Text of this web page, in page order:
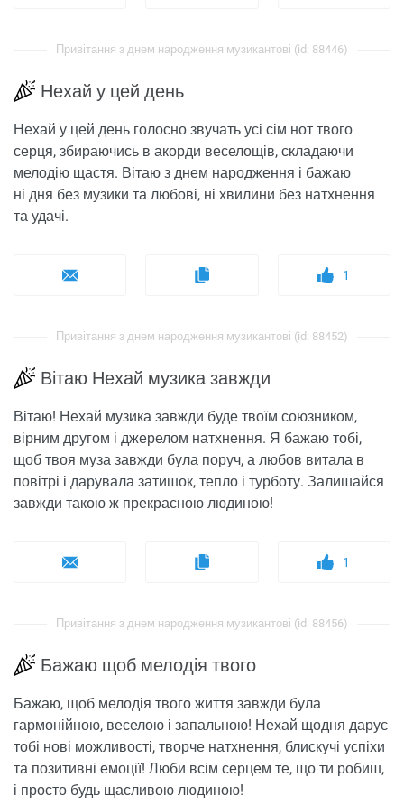
Привітання з днем ​​народження музикантові (id: 88446)
Нехай у цей день
Нехай у цей день голосно звучать усі сім нот твого
серця, збираючись в акорди веселощів, складаючи
мелодію щастя. Вітаю з днем народження і бажаю
ні дня без музики та любові, ні хвилини без натхнення
та удачі.
1
Привітання з днем ​​народження музикантові (id: 88452)
Вітаю Нехай музика завжди
Вітаю! Нехай музика завжди буде твоїм союзником,
вірним другом і джерелом натхнення. Я бажаю тобі,
щоб твоя муза завжди була поруч, а любов витала в
повітрі і дарувала затишок, тепло і турботу. Залишайся
завжди такою ж прекрасною людиною!
1
Привітання з днем ​​народження музикантові (id: 88456)
Бажаю щоб мелодія твого
Бажаю, щоб мелодія твого життя завжди була
гармонійною, веселою і запальною! Нехай щодня дарує
тобі нові можливості, творче натхнення, блискучі успіхи
та позитивні емоції! Люби всім серцем те, що ти робиш,
і просто будь щасливою людиною!